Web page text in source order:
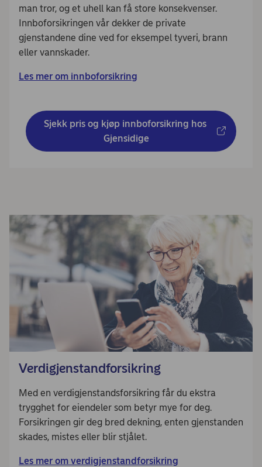
man tror, og et uhell kan få store konsekvenser.
Innboforsikringen vår dekker de private
gjenstandene dine ved for eksempel tyveri, brann
eller vannskader.
Les mer om innboforsikring
Sjekk pris og kjøp innboforsikring hos
Gjensidige
Verdigjenstandforsikring
Med en verdigjenstandsforsikring får du ekstra
trygghet for eiendeler som betyr mye for deg.
Forsikringen gir deg bred dekning, enten gjenstanden
skades, mistes eller blir stjålet.
Les mer om verdigjenstandforsikring